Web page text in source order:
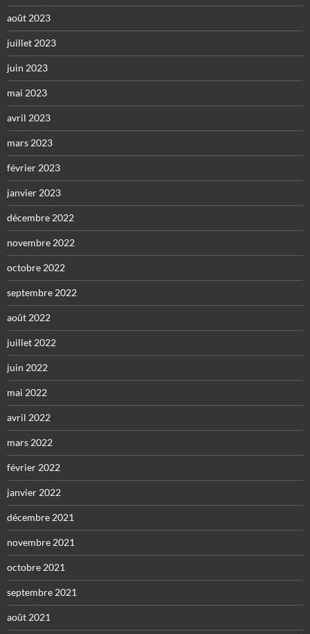
août 2023
juillet 2023
juin 2023
mai 2023
avril 2023
mars 2023
février 2023
janvier 2023
décembre 2022
novembre 2022
octobre 2022
septembre 2022
août 2022
juillet 2022
juin 2022
mai 2022
avril 2022
mars 2022
février 2022
janvier 2022
décembre 2021
novembre 2021
octobre 2021
septembre 2021
août 2021